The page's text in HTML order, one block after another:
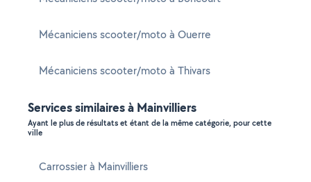
Mécaniciens scooter/moto à Ouerre
Mécaniciens scooter/moto à Thivars
Services similaires à Mainvilliers
Ayant le plus de résultats et étant de la même catégorie, pour cette
ville
Carrossier à Mainvilliers